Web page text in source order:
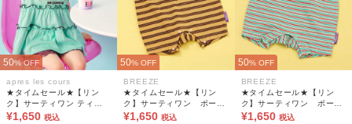
50% OFF
apres les cours
★タイムセール★【リン
ク】サーティワン ティア
ードトップス
¥1,650 税込
50% OFF
BREEZE
★タイムセール★【リン
ク】サーティワン ボーダ
ータンクロンパス
¥1,650 税込
50% OFF
BREEZE
★タイムセール★【リン
ク】サーティワン ボーダ
ータンクロンパス
¥1,650 税込